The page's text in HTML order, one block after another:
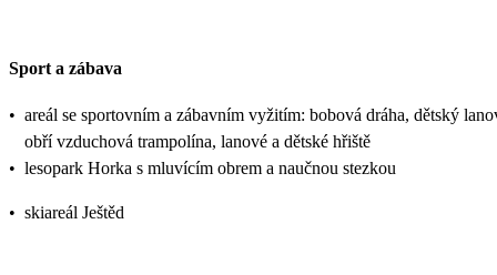
Sport a zábava
• areál se sportovním a zábavním vyžitím: bobová dráha, dětský
obří vzduchová trampolína, lanové a dětské hřiště
• lesopark Horka s mluvícím obrem a naučnou stezkou
• skiareál Ještěd